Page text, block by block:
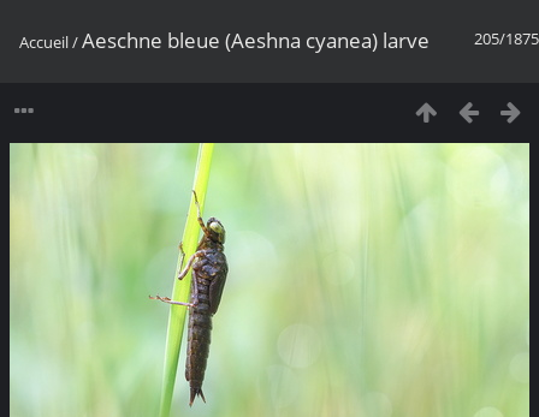
205/1875
Accueil/Aeschne bleue (Aeshna cyanea) larve